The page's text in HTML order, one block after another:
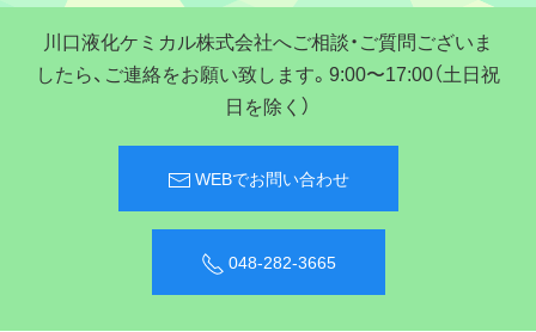
川口液化ケミカル株式会社へご相談・ご質問ございま
したら、ご連絡をお願い致します。9:00〜17:00（土日祝
日を除く）
WEBでお問い合わせ
048-282-3665